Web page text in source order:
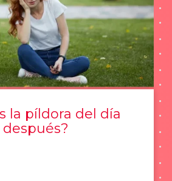
la píldora del día
después?